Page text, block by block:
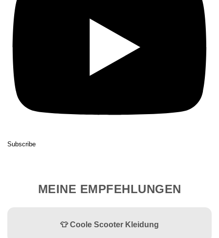
Subscribe
MEINE EMPFEHLUNGEN
👕 Coole Scooter Kleidung